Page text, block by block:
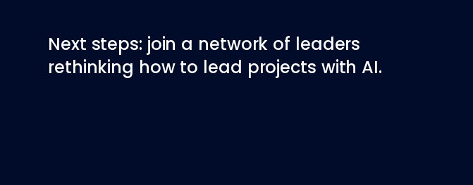
Next steps: join a network of leaders
rethinking how to lead projects with AI.